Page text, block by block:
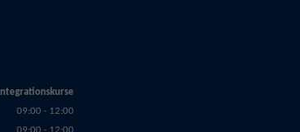
Integrationskurse
09:00 - 12:00